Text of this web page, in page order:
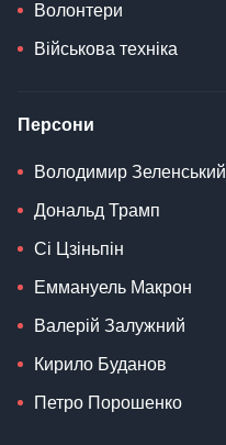
Волонтери
Військова техніка
Персони
Володимир Зеленський
Дональд Трамп
Сі Цзіньпін
Еммануель Макрон
Валерій Залужний
Кирило Буданов
Петро Порошенко